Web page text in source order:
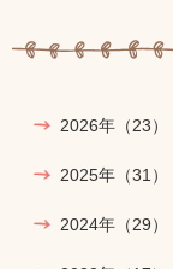
2026年 （23）
2025年 （31）
2024年 （29）